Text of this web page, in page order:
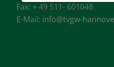
Fax: + 49 511- 601048
E-Mail: info@tvgw-